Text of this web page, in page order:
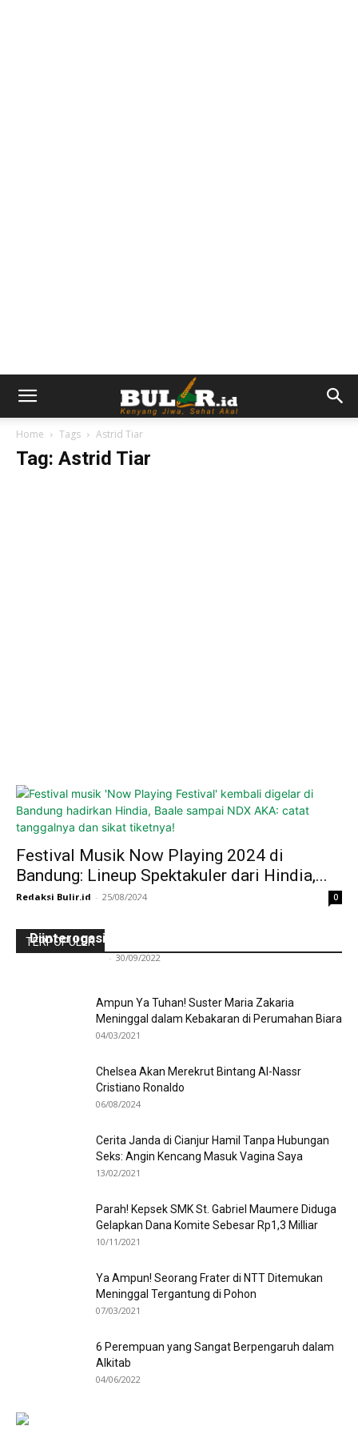
Home Tags Astrid Tiar
Tag: Astrid Tiar
Festival Musik Now Playing 2024 di
Bandung: Lineup Spektakuler dari Hindia,...
Redaksi Bulir.id - 25/08/2024 0
TERPOPULER
Ini Kronologinya! Diduga Teriaki Kata Sambo,
Diinterogasi Aparat Polres Sikka
- 30/09/2022
Ampun Ya Tuhan! Suster Maria Zakaria
Meninggal dalam Kebakaran di Perumahan Biara
04/03/2021
Chelsea Akan Merekrut Bintang Al-Nassr
Cristiano Ronaldo
06/08/2024
Cerita Janda di Cianjur Hamil Tanpa Hubungan
Seks: Angin Kencang Masuk Vagina Saya
13/02/2021
Parah! Kepsek SMK St. Gabriel Maumere Diduga
Gelapkan Dana Komite Sebesar Rp1,3 Milliar
10/11/2021
Ya Ampun! Seorang Frater di NTT Ditemukan
Meninggal Tergantung di Pohon
07/03/2021
6 Perempuan yang Sangat Berpengaruh dalam
Alkitab
04/06/2022